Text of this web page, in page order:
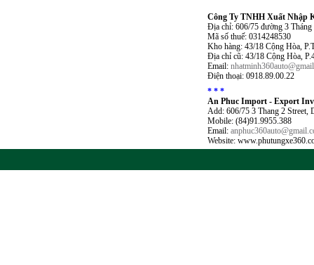
Công Ty TNHH Xuất Nhập
Địa chỉ: 606/75 đường 3
Mã số thuế: 0314248530
Kho hàng: 43/18 Cộng Hòa,
Địa chỉ cũ: 43/18 Cộng Hòa,
Email:
Điện thoại: 0918.89.00.22
* * *
An Phuc Import - Export
Add: 606/75 3 Thang 2 Street,
Mobile: (84)91.9955.388
Email:
Website: